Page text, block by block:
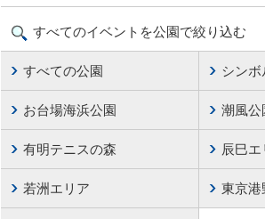
すべてのイベントを公園で絞り込む
すべての公園 シンボ
お台場海浜公園 潮風公
有明テニスの森 辰巳エ
若洲エリア 東京港